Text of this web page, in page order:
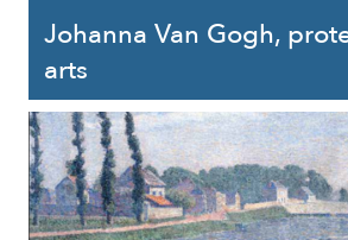
Johanna Van Gogh,
arts